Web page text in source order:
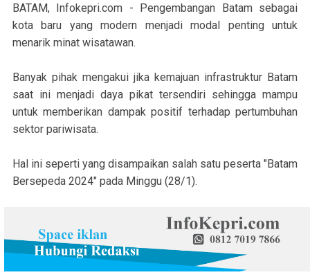
BATAM, Infokepri.com - Pengembangan Batam sebagai
kota baru yang modern menjadi modal penting untuk
menarik minat wisatawan.
Banyak pihak mengakui jika kemajuan infrastruktur Batam
saat ini menjadi daya pikat tersendiri sehingga mampu
untuk memberikan dampak positif terhadap pertumbuhan
sektor pariwisata.
Hal ini seperti yang disampaikan salah satu peserta "Batam
Bersepeda 2024" pada Minggu (28/1).